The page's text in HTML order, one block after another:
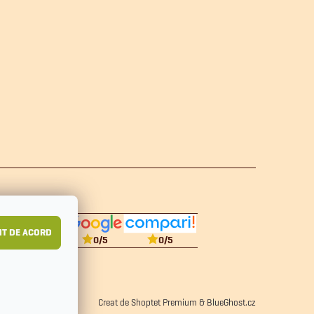
DE ACORD
0/5 0/5
Creat de Shoptet Premium & BlueGhost.cz